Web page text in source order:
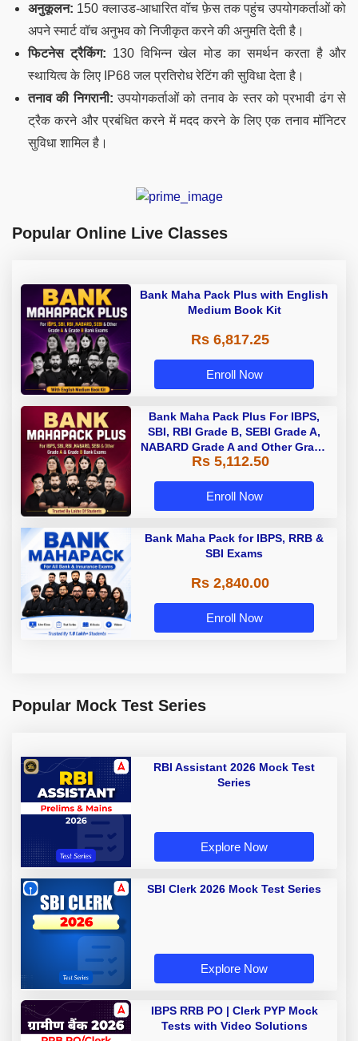
अनुकूलन: 150 क्लाउड-आधारित वॉच फ़ेस तक पहुंच उपयोगकर्ताओं को
अपने स्मार्ट वॉच अनुभव को निजीकृत करने की अनुमति देती है।
फिटनेस ट्रैकिंग: 130 विभिन्न खेल मोड का समर्थन करता है और
स्थायित्व के लिए IP68 जल प्रतिरोध रेटिंग की सुविधा देता है।
तनाव की निगरानी: उपयोगकर्ताओं को तनाव के स्तर को प्रभावी ढंग से
ट्रैक करने और प्रबंधित करने में मदद करने के लिए एक तनाव मॉनिटर
सुविधा शामिल है।
Popular Online Live Classes
Bank Maha Pack Plus with English
Medium Book Kit
Rs 6,817.25
Enroll Now
Bank Maha Pack Plus For IBPS,
SBI, RBI Grade B, SEBI Grade A,
NABARD Grade A and Other Grade
A & Grade B Bank Exams
Rs 5,112.50
Enroll Now
Bank Maha Pack for IBPS, RRB &
SBI Exams
Rs 2,840.00
Enroll Now
Popular Mock Test Series
RBI Assistant 2026 Mock Test
Series
Explore Now
SBI Clerk 2026 Mock Test Series
Explore Now
IBPS RRB PO | Clerk PYP Mock
Tests with Video Solutions